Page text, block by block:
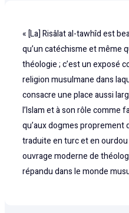
« [La] Risâlat al-tawhîd est
qu’un catéchisme et même
théologie ; c’est un exposé
religion musulmane dans
consacre une place aussi
l’Islam et à son rôle comme
qu’aux dogmes proprement
traduite en turc et en
ouvrage moderne de
répandu dans le monde